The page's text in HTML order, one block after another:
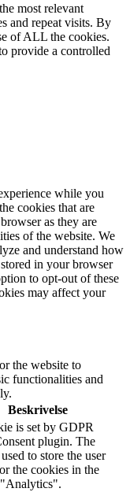
most relevant
and repeat visits. By
of ALL the cookies.
provide a controlled
while you
cookies that are
as they are
of the website. We
and understand how
in your browser
to opt-out of these
may affect your
the website to
functionalities and
Beskrivelse
is set by GDPR
plugin. The
to store the user
the cookies in the